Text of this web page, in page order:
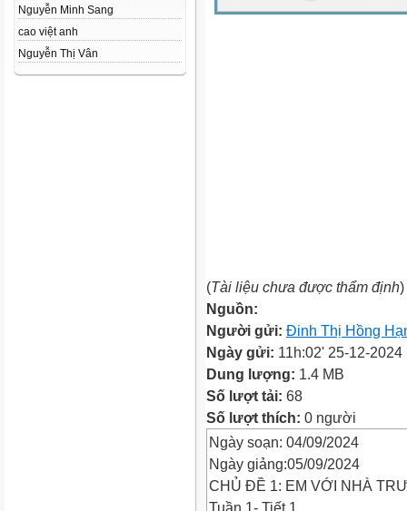
Nguyễn Minh Sang
cao việt anh
Nguyễn Thị Vân
(Tài liệu chưa được thẩm định)
Nguồn:
Người gửi: Đinh Thị Hồng
Ngày gửi: 11h:02' 25-12-2024
Dung lượng: 1.4 MB
Số lượt tải: 68
Số lượt thích: 0 người
Ngày soạn: 04/09/2024
Ngày giảng:05/09/2024
CHỦ ĐỀ 1: EM VỚI NHÀ
Tuần 1- Tiết 1